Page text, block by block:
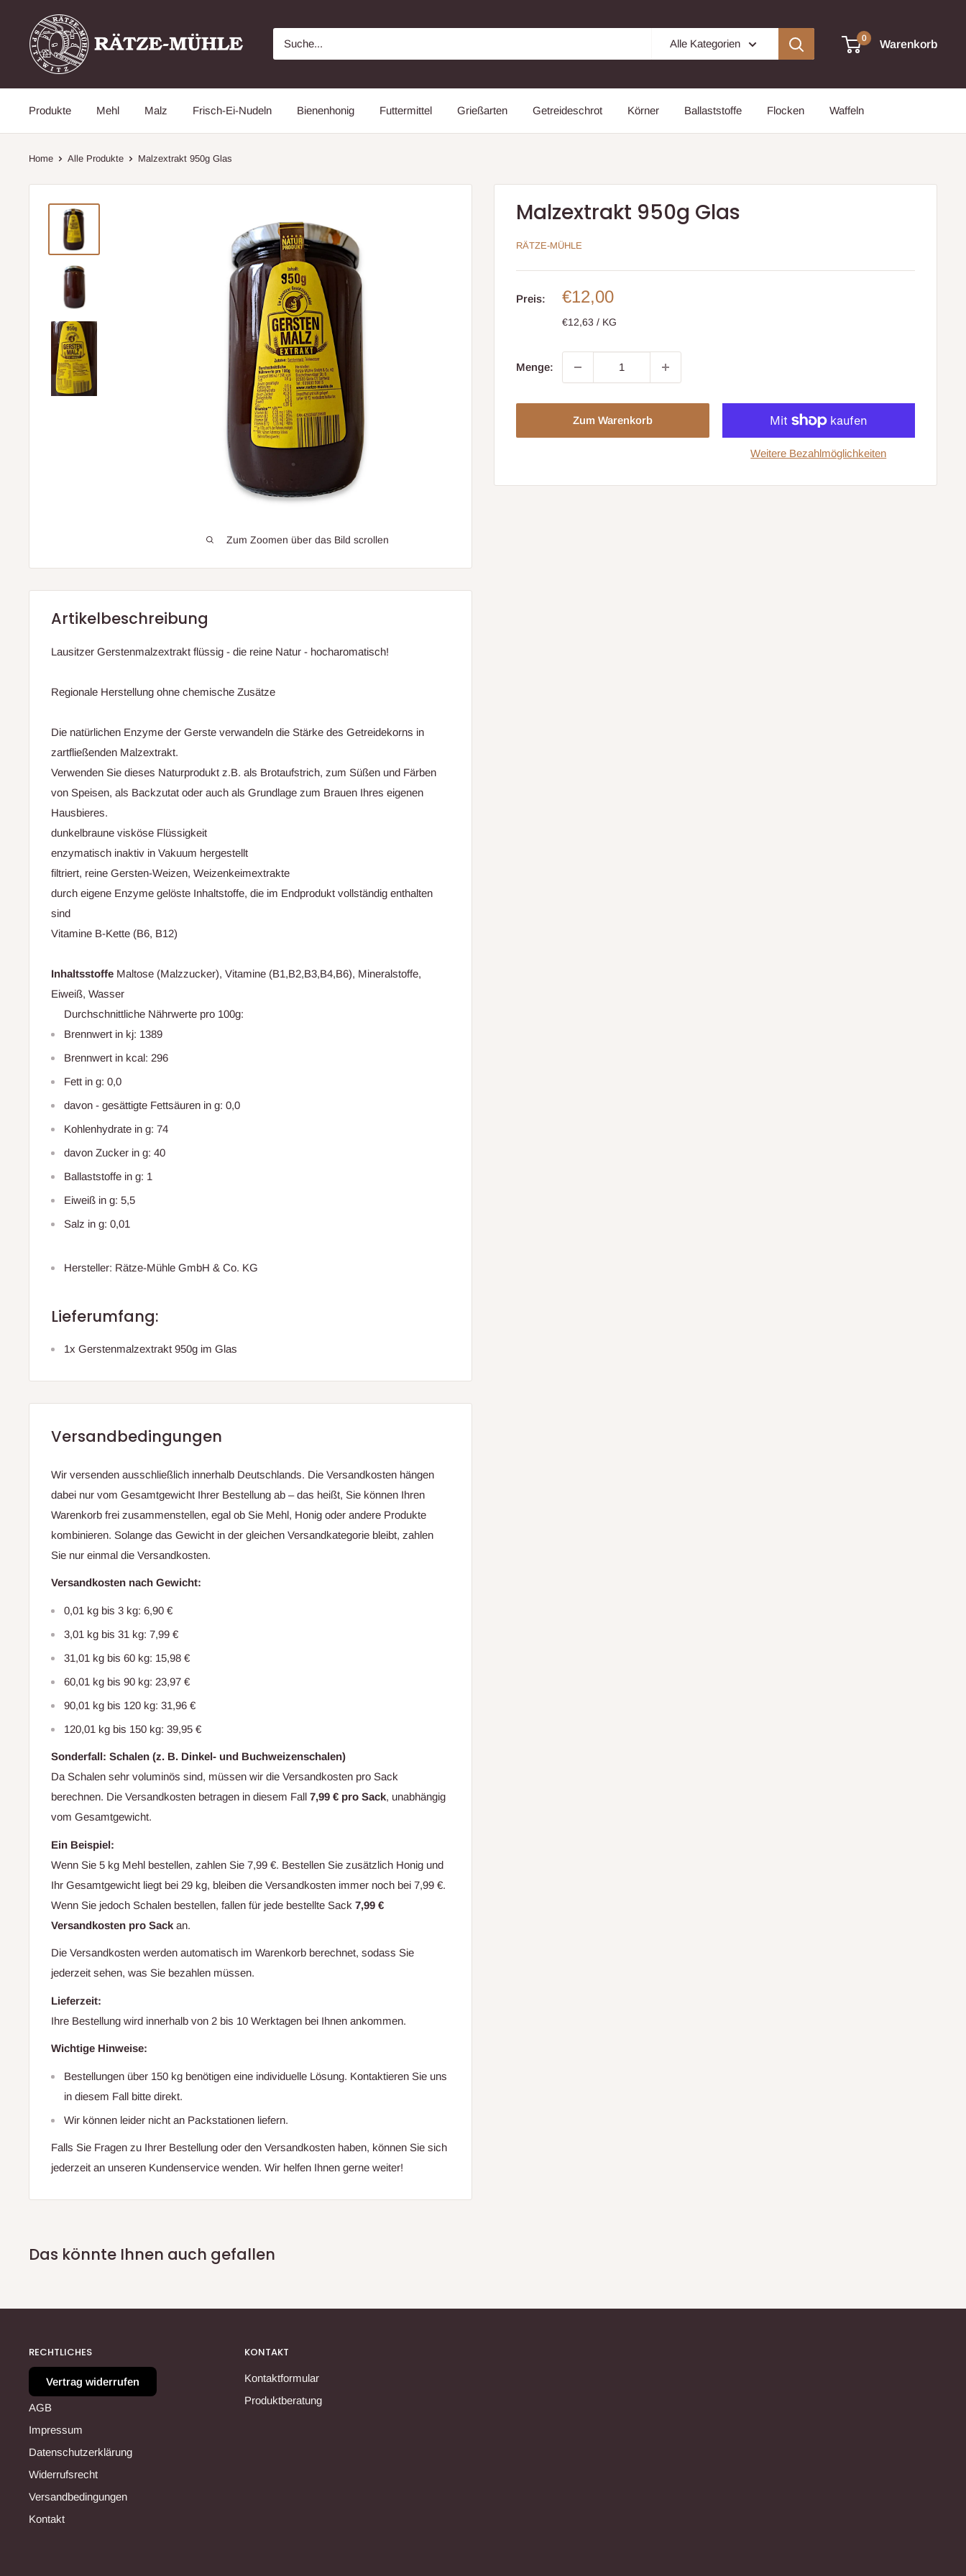
Rätze
Mühle
Online
aus
Alle Kategorien 0
Warenkorb
Produkte Mehl Malz Frisch-Ei-Nudeln Bienenhonig Futtermittel Grießarten Getreideschrot Körner Ballaststoffe Flocken Waffeln
Home Alle Produkte Malzextrakt 950g Glas
Zum Zoomen über das Bild scrollen
Malzextrakt 950g Glas
RÄTZE-MÜHLE
Preis: Sonderpreis
€12,00
€12,63 / KG
Menge:
Zum Warenkorb
Weitere Bezahlmöglichkeiten
Artikelbeschreibung
Lausitzer Gerstenmalzextrakt flüssig - die reine Natur - hocharomatisch!
Regionale Herstellung ohne chemische Zusätze
Die natürlichen Enzyme der Gerste verwandeln die Stärke des Getreidekorns in
zartfließenden Malzextrakt.
Verwenden Sie dieses Naturprodukt z.B. als Brotaufstrich, zum Süßen und Färben
von Speisen, als Backzutat oder auch als Grundlage zum Brauen Ihres eigenen
Hausbieres.
dunkelbraune visköse Flüssigkeit
enzymatisch inaktiv in Vakuum hergestellt
filtriert, reine Gersten-Weizen, Weizenkeimextrakte
durch eigene Enzyme gelöste Inhaltstoffe, die im Endprodukt vollständig enthalten
sind
Vitamine B-Kette (B6, B12)
Inhaltsstoffe Maltose (Malzzucker), Vitamine (B1,B2,B3,B4,B6), Mineralstoffe,
Eiweiß, Wasser
Durchschnittliche Nährwerte pro 100g:
Brennwert in kj: 1389
Brennwert in kcal: 296
Fett in g: 0,0
davon - gesättigte Fettsäuren in g: 0,0
Kohlenhydrate in g: 74
davon Zucker in g: 40
Ballaststoffe in g: 1
Eiweiß in g: 5,5
Salz in g: 0,01
Hersteller: Rätze-Mühle GmbH & Co. KG
Lieferumfang:
1x Gerstenmalzextrakt 950g im Glas
Versandbedingungen
Wir versenden ausschließlich innerhalb Deutschlands. Die Versandkosten hängen
dabei nur vom Gesamtgewicht Ihrer Bestellung ab – das heißt, Sie können Ihren
Warenkorb frei zusammenstellen, egal ob Sie Mehl, Honig oder andere Produkte
kombinieren. Solange das Gewicht in der gleichen Versandkategorie bleibt, zahlen
Sie nur einmal die Versandkosten.
Versandkosten nach Gewicht:
0,01 kg bis 3 kg: 6,90 €
3,01 kg bis 31 kg: 7,99 €
31,01 kg bis 60 kg: 15,98 €
60,01 kg bis 90 kg: 23,97 €
90,01 kg bis 120 kg: 31,96 €
120,01 kg bis 150 kg: 39,95 €
Sonderfall: Schalen (z. B. Dinkel- und Buchweizenschalen)
Da Schalen sehr voluminös sind, müssen wir die Versandkosten pro Sack
berechnen. Die Versandkosten betragen in diesem Fall 7,99 € pro Sack, unabhängig
vom Gesamtgewicht.
Ein Beispiel:
Wenn Sie 5 kg Mehl bestellen, zahlen Sie 7,99 €. Bestellen Sie zusätzlich Honig und
Ihr Gesamtgewicht liegt bei 29 kg, bleiben die Versandkosten immer noch bei 7,99 €.
Wenn Sie jedoch Schalen bestellen, fallen für jede bestellte Sack 7,99 €
Versandkosten pro Sack an.
Die Versandkosten werden automatisch im Warenkorb berechnet, sodass Sie
jederzeit sehen, was Sie bezahlen müssen.
Lieferzeit:
Ihre Bestellung wird innerhalb von 2 bis 10 Werktagen bei Ihnen ankommen.
Wichtige Hinweise:
Bestellungen über 150 kg benötigen eine individuelle Lösung. Kontaktieren Sie uns
in diesem Fall bitte direkt.
Wir können leider nicht an Packstationen liefern.
Falls Sie Fragen zu Ihrer Bestellung oder den Versandkosten haben, können Sie sich
jederzeit an unseren Kundenservice wenden. Wir helfen Ihnen gerne weiter!
Das könnte Ihnen auch gefallen
RECHTLICHES
Vertrag widerrufen
AGB
Impressum
Datenschutzerklärung
Widerrufsrecht
Versandbedingungen
Kontakt
KONTAKT
Kontaktformular
Produktberatung